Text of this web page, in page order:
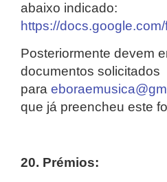
abaixo indicado:
https://
Posteriormente devem
documentos solicitados
para
que já preencheu este
20. Prémios: